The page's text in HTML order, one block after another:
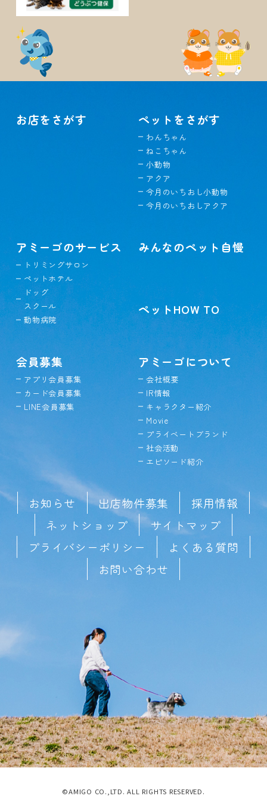
お店をさがす ペットをさがす
わんちゃん
ねこちゃん
小動物
アクア
今月のいちおし小動物
今月のいちおしアクア
アミーゴのサービス
トリミングサロン
ペットホテル
ドッグ
スクール
動物病院
みんなのペット自慢
ペットHOW TO
会員募集
アプリ会員募集
カード会員募集
LINE会員募集
アミーゴについて
会社概要
IR情報
キャラクター紹介
Movie
プライベートブランド
社会活動
エピソード紹介
お知らせ 出店物件募集
採用情報
ネットショップ
サイトマップ
プライバシーポリシー
よくある質問
お問い合わせ
©AMIGO CO.,LTD. ALL RIGHTS RESERVED.